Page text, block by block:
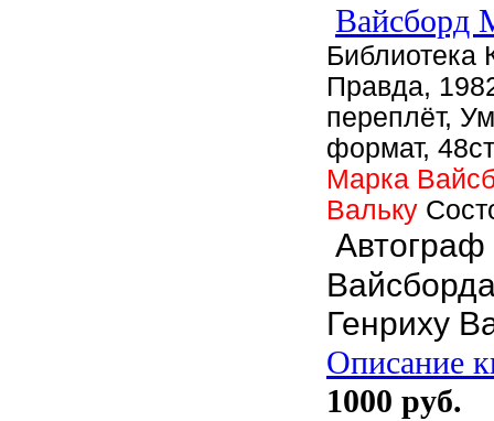
Вайсборд
Библиотека
Правда,
переплёт,
формат,
Марка
Вальку
Генриху
Описание
1000 руб.